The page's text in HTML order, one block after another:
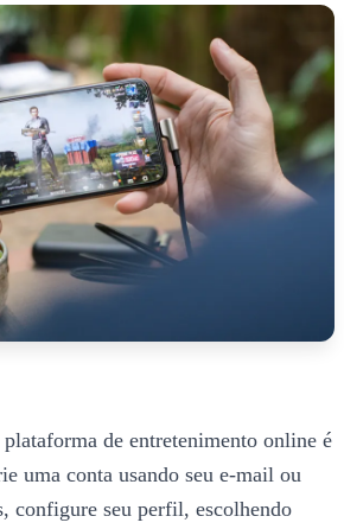
de entretenimento online é
uma conta usando seu e-mail ou
configure seu perfil, escolhendo